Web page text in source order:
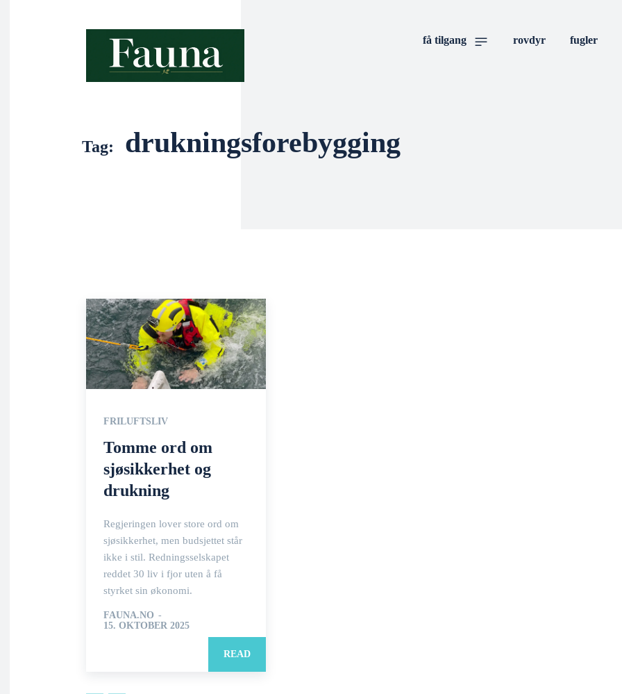
få tilgang rovdyr fugler
Tag: drukningsforebygging
FRILUFTSLIV
Tomme ord om
sjøsikkerhet og
drukning
Regjeringen lover store ord om
sjøsikkerhet, men budsjettet står
ikke i stil. Redningsselskapet
reddet 30 liv i fjor uten å få
styrket sin økonomi.
FAUNA.NO -
15. OKTOBER 2025
READ